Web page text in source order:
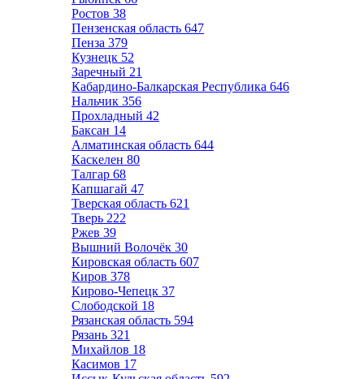
Ростов 38
Пензенская область 647
Пенза 379
Кузнецк 52
Заречный 21
Кабардино-Балкарская Республика 646
Нальчик 356
Прохладный 42
Баксан 14
Алматинская область 644
Каскелен 80
Талгар 68
Капшагай 47
Тверская область 621
Тверь 222
Ржев 39
Вышний Волочёк 30
Кировская область 607
Киров 378
Кирово-Чепецк 37
Слободской 18
Рязанская область 594
Рязань 321
Михайлов 18
Касимов 17